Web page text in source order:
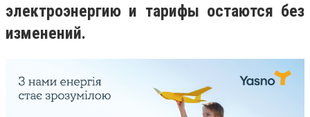
электроэнергию и тарифы остаются без
изменений.